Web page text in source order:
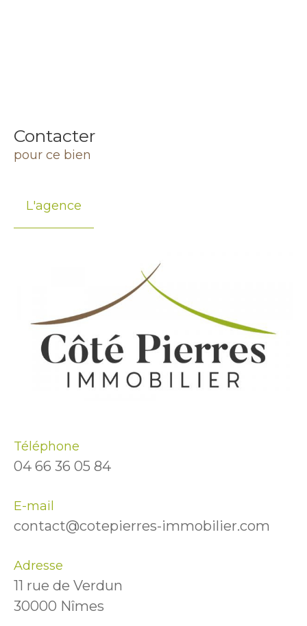
Contacter
pour ce bien
L'agence
Téléphone
04 66 36 05 84
E-mail
contact@cotepierres-immobilier.com
Adresse
11 rue de Verdun
30000 Nîmes